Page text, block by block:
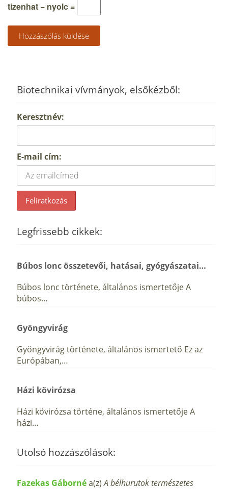
tizenhat − nyolc =
Biotechnikai vívmányok, elsőkézből:
Keresztnév:
E-mail cím:
Legfrissebb cikkek:
Búbos lonc összetevői, hatásai, gyógyászatai…
Búbos lonc története, általános ismertetője A
búbos…
Gyöngyvirág
Gyöngyvirág története, általános ismertető Ez az
Európában,…
Házi kövirózsa
Házi kövirózsa történe, általános ismertetője A
házi…
Utolsó hozzászólások:
Fazekas Gábornéa(z)A bélhurutok természetes